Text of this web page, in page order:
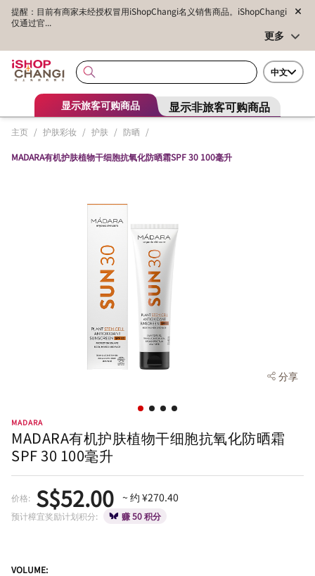
提醒：目前有商家未经授权冒用iShopChangi名义销售商品。iShopChangi
仅通过官...
更多
中文
显示旅客可购商品 显示非旅客可购商品
主页 / 护肤彩妆 / 护肤 / 防晒 /
MADARA有机护肤植物干细胞抗氧化防晒霜SPF 30 100毫升
分享
MADARA
MADARA有机护肤植物干细胞抗氧化防晒霜
SPF 30 100毫升
价格: S$52.00 ~ 约 ¥270.40
预计樟宜奖励计划积分: 赚 50 积分
VOLUME: